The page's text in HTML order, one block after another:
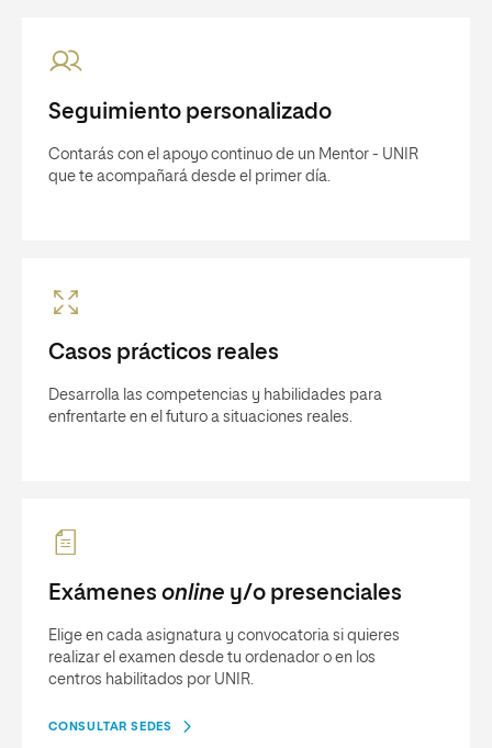
Seguimiento personalizado
Contarás con el apoyo continuo de un Mentor - UNIR
que te acompañará desde el primer día.
Casos prácticos reales
Desarrolla las competencias y habilidades para
enfrentarte en el futuro a situaciones reales.
Exámenes online y/o presenciales
Elige en cada asignatura y convocatoria si quieres
realizar el examen desde tu ordenador o en los
centros habilitados por UNIR.
CONSULTAR SEDES